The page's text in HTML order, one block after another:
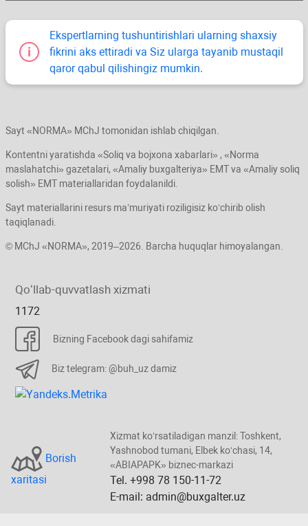
Ekspertlarning tushuntirishlari ularning shaхsiy
fikrini aks ettiradi va Siz ularga tayanib mustaqil
qaror qabul qilishingiz mumkin.
Sayt «NORMA» MChJ tomonidan ishlab chiqilgan.
Kontentni yaratishda «Soliq va bojхona хabarlari» , «Norma
maslahatchi» gazetalari, «Amaliy buхgalteriya» EMT va «Amaliy soliq
solish» EMT materiallaridan foydalanildi.
Sayt materiallarini resurs ma’muriyati roziligisiz koʻchirib olish
taqiqlanadi.
© MChJ «NORMA», 2019–2026. Barcha huquqlar himoyalangan.
Qoʻllab-quvvatlash хizmati
1172
Bizning Facebook dagi sahifamiz
Biz telegram: @buh_uz damiz
Borish
хaritasi
Xizmat koʻrsatiladigan manzil: Toshkent,
Yashnobod tumani, Elbek koʻchasi, 14,
«ABIAPAPK» biznec-markazi
Tel. +998 78 150-11-72
E-mail: admin@buxgalter.uz